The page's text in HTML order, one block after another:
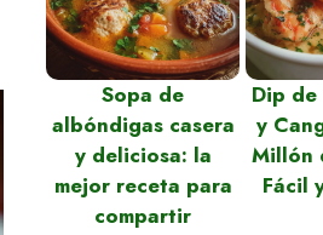
Sopa de
albóndigas casera
y deliciosa: la
mejor receta para
compartir
Dip de
y
Millón
Fácil